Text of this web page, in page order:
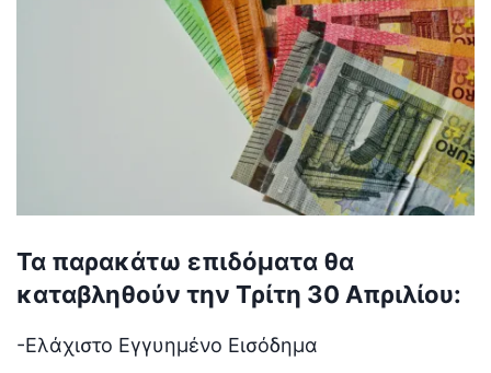
Τα παρακάτω επιδόματα θα
καταβληθούν την Τρίτη 30 Απριλίου:
-Ελάχιστο Εγγυημένο Εισόδημα